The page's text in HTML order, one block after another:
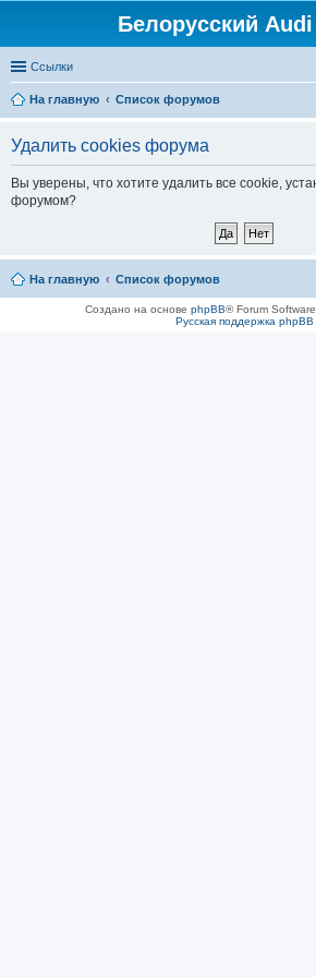
Белорусский
Ссылки
На главную
Список форумов
Удалить cookies форума
Вы уверены, что хотите удалить все cookie,
форумом?
На главную Список форумов
Создано на основе phpBB® Forum
Русская поддержка phpBB